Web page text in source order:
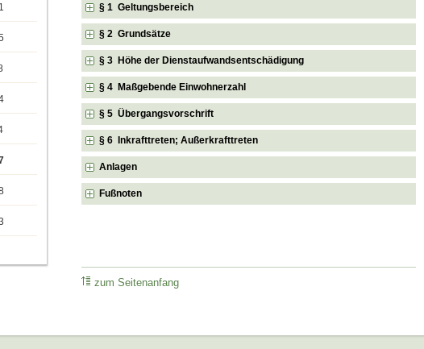
§ 1 Geltungsbereich
§ 2 Grundsätze
§ 3 Höhe der Dienstaufwandsentschädigung
§ 4 Maßgebende Einwohnerzahl
§ 5 Übergangsvorschrift
§ 6 Inkrafttreten; Außerkrafttreten
Anlagen
Fußnoten
zum Seitenanfang